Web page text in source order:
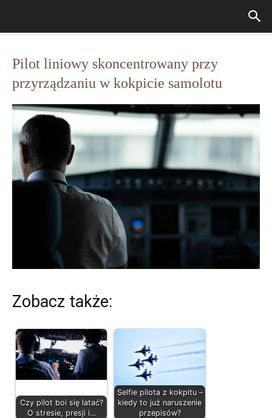
Pilot liniowy skoncentrowany przy
przyrządzaniu w kokpicie samolotu
Zobacz także:
Czy pilot boi się latać?
O stresie, presji i…
Selfie pilota z kokpitu –
kiedy to już naruszenie
przepisów?